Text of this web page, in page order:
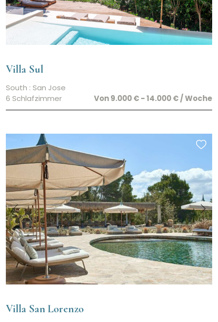
Villa Sul
South : San Jose
6 Schlafzimmer
Von 9.000 € - 14.000 € / Woche
Villa San Lorenzo